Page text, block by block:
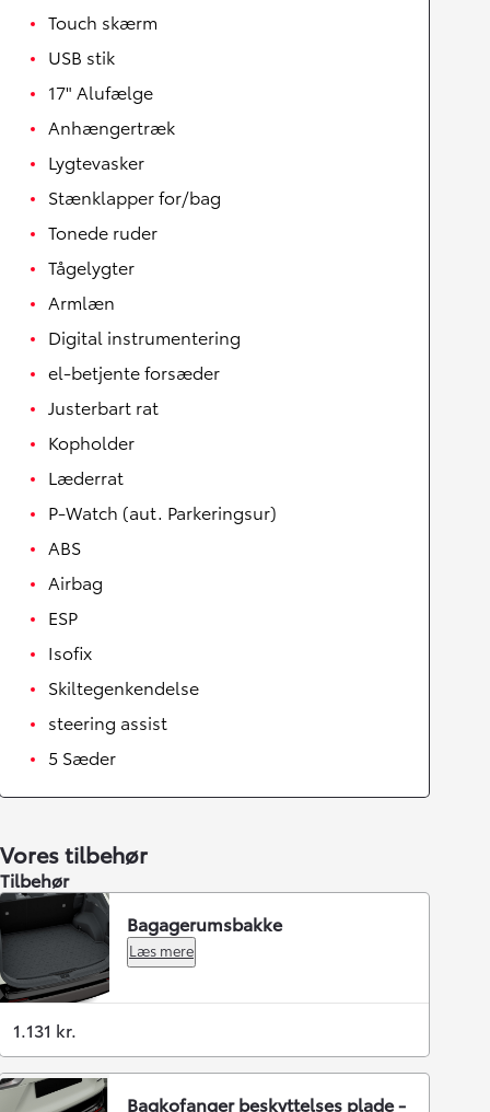
Touch skærm
USB stik
17" Alufælge
Anhængertræk
Lygtevasker
Stænklapper for/bag
Tonede ruder
Tågelygter
Armlæn
Digital instrumentering
el-betjente forsæder
Justerbart rat
Kopholder
Læderrat
P-Watch (aut. Parkeringsur)
ABS
Airbag
ESP
Isofix
Skiltegenkendelse
steering assist
5 Sæder
Vores tilbehør
Tilbehør
Bagagerumsbakke
Læs mere
1.131 kr.
Bagkofanger beskyttelses plade -